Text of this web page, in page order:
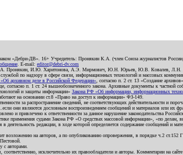
«Дебри-ДВ». 16+ Учредитель: Пронякин К.А. (член Союза журналистов
. E-mail: editor@debri-dv.com
К.А. Пронякин, И.Ю. Харитонова, А.Э. Мирмович, Ю.Н. Юрьев, Ю.В.
по надзору в сфере связи, информационных технологий и массовых
архивном деле в Российской Федерации» , согласно п. 2 ст. 13 «Создание
п. 1 ст. 24 вышеобозначенного закона. Архивные документы к частной
и защиты информации» Закона РФ «Об информации, информационных
на основании ст.8 «Право на доступ к информации» ФЗ-149.
за распространение сведений, не соответствующих действительности и
они являются дословным воспроизведением сообщений и материалов или их
и привлечено к ответственности за данное нарушение законодательства
судами Закона РФ «О средствах массовой информации», «по делам,
редакции, в ходе которой определяется содержание сообщений и
на авторов, а по опубликованию опровержения, в порядке ч.2 ст.152
с авторами.
соответственно, исключительно их правообладатели и авторы. Комментарии на